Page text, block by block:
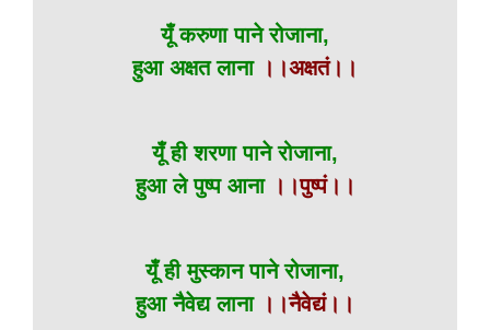
यूँ करुणा पाने रोजाना,
हुआ अक्षत लाना ।।अक्षतं।।
यूँ ही शरणा पाने रोजाना,
हुआ ले पुष्प आना।।पुष्पं।।
यूँ ही मुस्कान पाने रोजाना,
हुआ नैवेद्य लाना ।।नैवेद्यं।।